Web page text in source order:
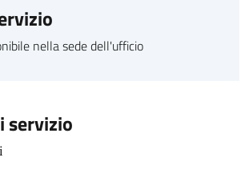
nella sede dell'ufficio
servizio